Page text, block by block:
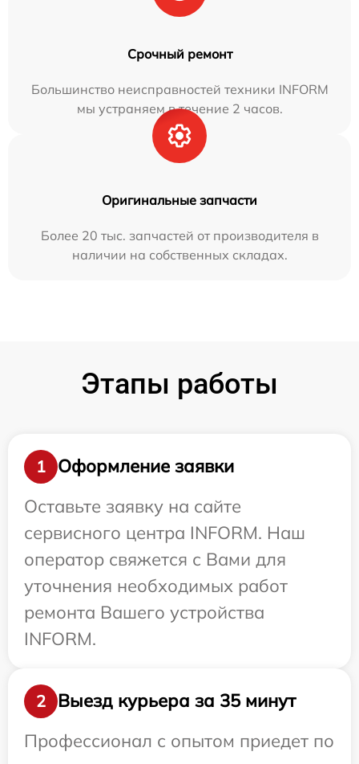
Срочный ремонт
Большинство неисправностей техники INFORM
мы устраняем в течение 2 часов.
Оригинальные запчасти
Более 20 тыс. запчастей от производителя в
наличии на собственных складах.
Этапы работы
1
Оформление заявки
Оставьте заявку на сайте
сервисного центра INFORM. Наш
оператор свяжется с Вами для
уточнения необходимых работ
ремонта Вашего устройства
INFORM.
2
Выезд курьера за 35 минут
Профессионал с опытом приедет по